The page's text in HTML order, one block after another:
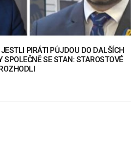
PIRÁTI PŮJDOU DO DALŠÍCH
SPOLEČNĚ SE STAN: STAROSTOVÉ